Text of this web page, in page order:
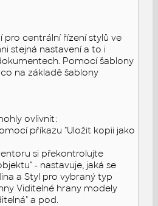
pro centrální řízení stylů ve
stejná nastavení a to i
Pomocí šablony
na základě šablony
ovlivnit:
příkazu "Uložit kopii jako
si překontrolujte
- nastavuje, jaká se
a Styl pro vybraný typ
Viditelné hrany modely
a pod.